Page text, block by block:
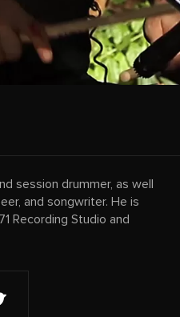
session drummer, as well
and songwriter. He is
Recording Studio and